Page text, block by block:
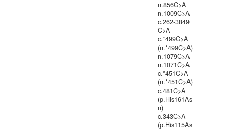
n.856C>A
n.1009C>A
c.262-3849
C>A
c.*499C>A
(n.*499C>A)
n.1079C>A
n.1071C>A
c.*451C>A
(n.*451C>A)
c.481C>A
(p.His161As
n)
c.343C>A
(p.His115As